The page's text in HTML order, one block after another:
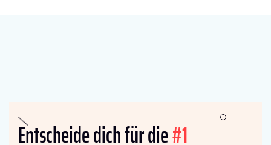
Entscheide dich für die#1